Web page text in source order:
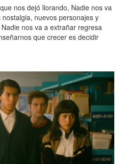
nos dejó llorando, Nadie nos va
nuevos personajes y
nos va a extrañar regresa
que crecer es decidir